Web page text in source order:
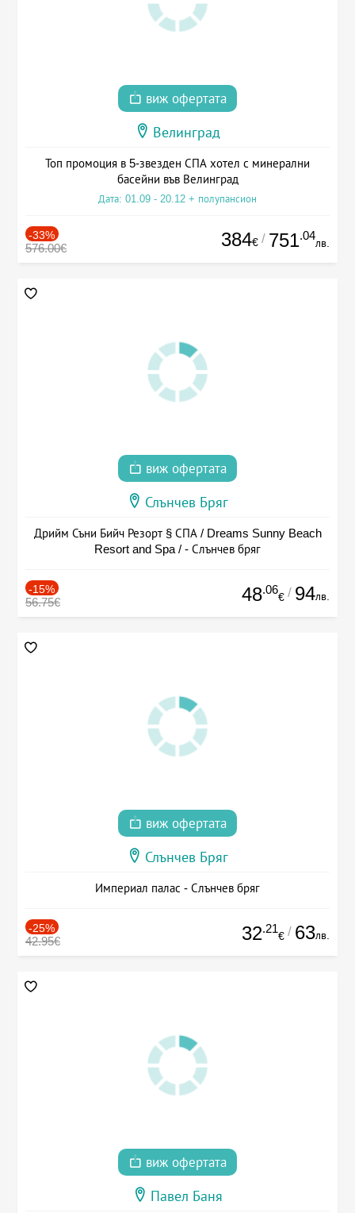
виж офертата
Велинград
Топ промоция в 5-звезден СПА хотел с минерални
басейни във Велинград
Дата: 01.09 - 20.12 + полупансион
-33%
576.00€ 384€ / 751.04
лв.
виж офертата
Слънчев Бряг
Дрийм Съни Бийч Резорт § СПА / Dreams Sunny Beach
Resort and Spa / - Слънчев бряг
-15%
56.75€ 48.06
€ / 94лв.
виж офертата
Слънчев Бряг
Империал палас - Слънчев бряг
-25%
42.95€ 32.21
€ / 63лв.
виж офертата
Павел Баня